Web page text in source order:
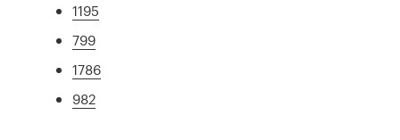
1195
799
1786
982